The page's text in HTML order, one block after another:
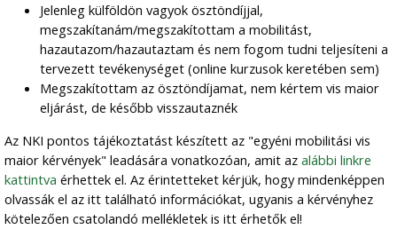
Jelenleg külföldön vagyok ösztöndíjjal,
megszakítanám/megszakítottam a mobilitást,
hazautazom/hazautaztam és nem fogom tudni teljesíteni a
tervezett tevékenységet (online kurzusok keretében sem)
Megszakítottam az ösztöndíjamat, nem kértem vis maior
eljárást, de később visszautaznék
Az NKI pontos tájékoztatást készített az "egyéni mobilitási vis
maior kérvények" leadására vonatkozóan, amit az alábbi linkre
kattintva érhettek el. Az érintetteket kérjük, hogy mindenképpen
olvassák el az itt található információkat, ugyanis a kérvényhez
kötelezően csatolandó mellékletek is itt érhetők el!